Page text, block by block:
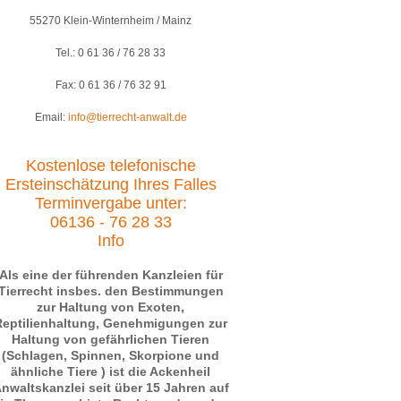
55270 Klein-Winternheim / Mainz
Tel.: 0 61 36 / 76 28 33
Fax: 0 61 36 / 76 32 91
Email: info@tierrecht-anwalt.de
Kostenlose telefonische
Ersteinschätzung Ihres Falles
Terminvergabe unter:
06136 - 76 28 33
Info
eine der führenden Kanzleien für
insbes. den Bestimmungen
zur Haltung von Exoten,
Genehmigungen zur
Haltung von gefährlichen Tieren
(Schlagen, Spinnen, Skorpione und
ähnliche Tiere ) ist die Ackenheil
seit über 15 Jahren auf